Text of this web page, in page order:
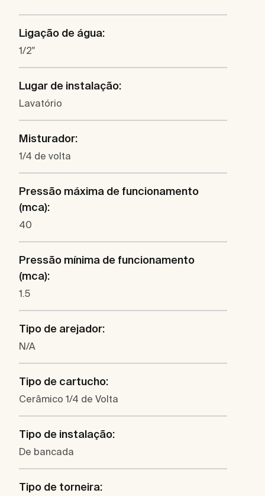
Ligação de água:
1/2"
Lugar de instalação:
Lavatório
Misturador:
1/4 de volta
Pressão máxima de funcionamento
(mca):
40
Pressão mínima de funcionamento
(mca):
1.5
Tipo de arejador:
N/A
Tipo de cartucho:
Cerâmico 1/4 de Volta
Tipo de instalação:
De bancada
Tipo de torneira: